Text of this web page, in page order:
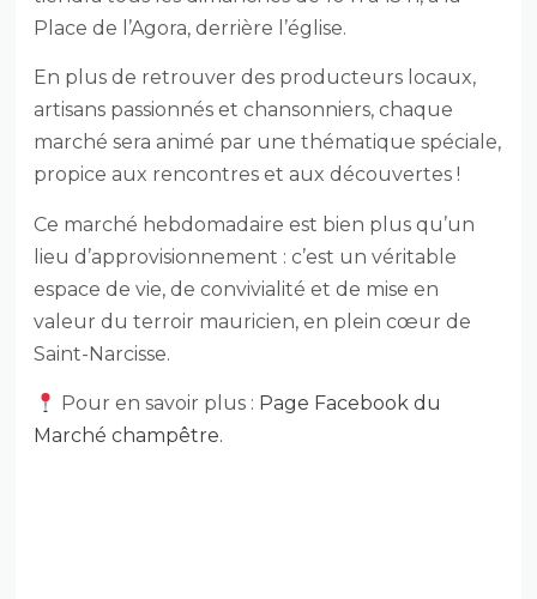
Place de l’Agora, derrière l’église.
En plus de retrouver des producteurs locaux,
artisans passionnés et chansonniers, chaque
marché sera animé par une thématique spéciale,
propice aux rencontres et aux découvertes !
Ce marché hebdomadaire est bien plus qu’un
lieu d’approvisionnement : c’est un véritable
espace de vie, de convivialité et de mise en
valeur du terroir mauricien, en plein cœur de
Saint-Narcisse.
Pour en savoir plus : Page Facebook du
Marché champêtre.